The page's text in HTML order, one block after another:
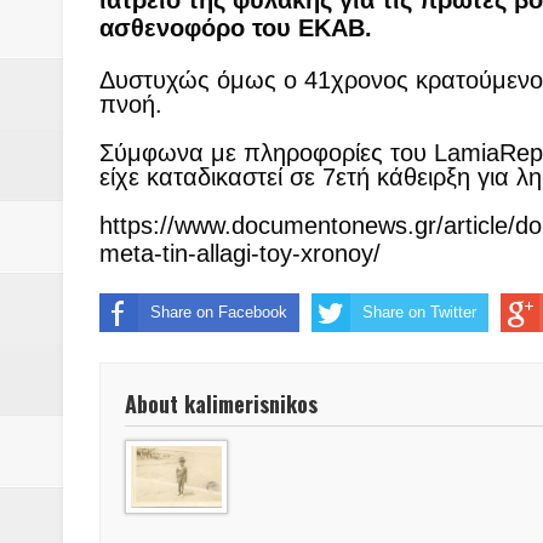
ΕΙΔΩΛΙΑ Από ΠΡΟΕΡΝΑ Ναός
ΤΟ ΙΕΡΟ ΤΗΣ ΘΕΑΣ
Νεομοναστηριώτικα ...Λαϊκή
ασθενοφόρο του ΕΚΑΒ.
Δυστυχώς όμως ο 41χρονος
πνοή.
Σύμφωνα με πληροφορίες του
είχε καταδικαστεί σε 7ετή κάθειρξη για
https://www.documentonews.gr/article/
meta-tin-allagi-toy-xronoy/
Share on Facebook Share on Twitter
About kalimerisnikos